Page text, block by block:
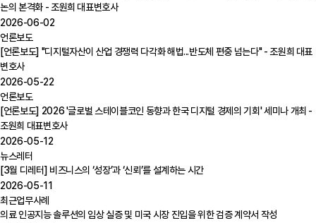
논의 본격화 - 조원희 대표변호사
2026-06-02
언론보도
[언론보도] "디지털자산이 산업 경쟁력 다각화 해법...반도체 편중 넘는다" - 조원희 대표
변호사
2026-05-22
언론보도
[언론보도] 2026 '글로벌 스테이블코인 동향과 한국 디지털 경제의 기회' 세미나 개최 -
조원희 대표변호사
2026-05-12
뉴스레터
[3월 디레터] 비즈니스의 ‘성장’과 ‘신뢰’를 설계하는 시간
2026-05-11
최근업무사례
의료 인공지능 솔루션의 임상 실증 및 미국 시장 진입을 위한 검증 계약서 작성